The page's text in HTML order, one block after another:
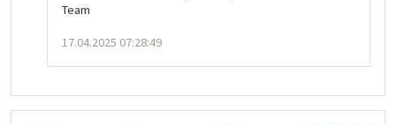
Team
17.04.2025 07:28:49